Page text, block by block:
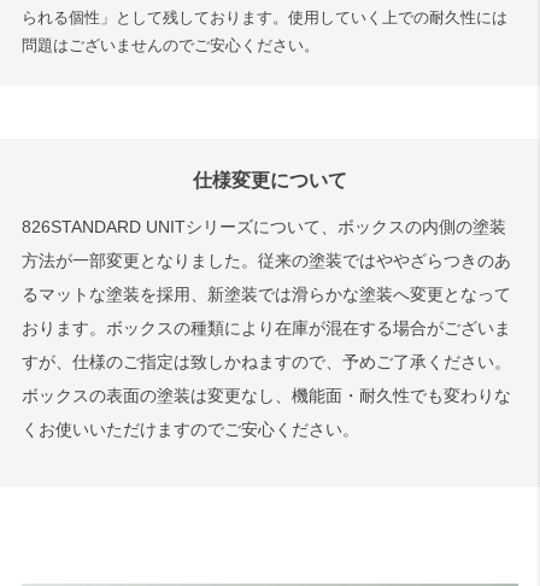
られる個性」として残しております。使用していく上での耐久性には
問題はございませんのでご安心ください。
仕様変更について
826STANDARD UNITシリーズについて、ボックスの内側の塗装
方法が一部変更となりました。従来の塗装ではややざらつきのあ
るマットな塗装を採用、新塗装では滑らかな塗装へ変更となって
おります。ボックスの種類により在庫が混在する場合がございま
すが、仕様のご指定は致しかねますので、予めご了承ください。
ボックスの表面の塗装は変更なし、機能面・耐久性でも変わりな
くお使いいただけますのでご安心ください。